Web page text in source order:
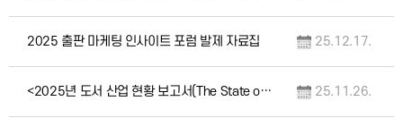
2025 출판 마케팅 인사이트 포럼 발제 자료집 25.12.17.
<2025년 도서 산업 현황 보고서(The State of the Book Industry… 25.11.26.